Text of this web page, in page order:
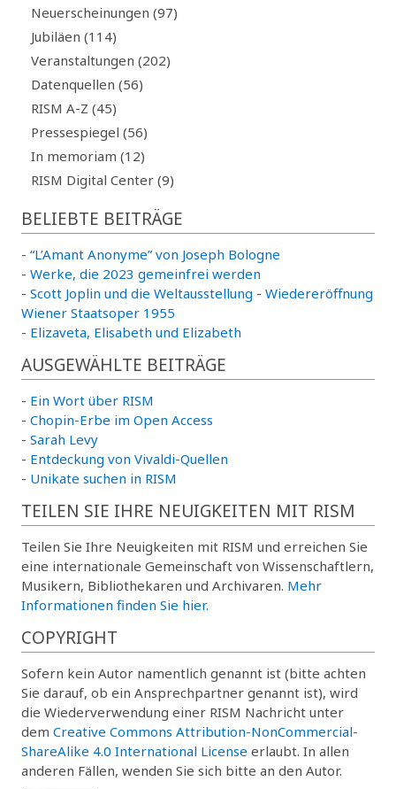
Neuerscheinungen (97)
Jubiläen (114)
Veranstaltungen (202)
Datenquellen (56)
RISM A-Z (45)
Pressespiegel (56)
In memoriam (12)
RISM Digital Center (9)
BELIEBTE BEITRÄGE
- “L’Amant Anonyme” von Joseph Bologne
- Werke, die 2023 gemeinfrei werden
- Scott Joplin und die Weltausstellung - Wiedereröffnung
Wiener Staatsoper 1955
- Elizaveta, Elisabeth und Elizabeth
AUSGEWÄHLTE BEITRÄGE
- Ein Wort über RISM
- Chopin-Erbe im Open Access
- Sarah Levy
- Entdeckung von Vivaldi-Quellen
- Unikate suchen in RISM
TEILEN SIE IHRE NEUIGKEITEN MIT RISM
Teilen Sie Ihre Neuigkeiten mit RISM und erreichen Sie
eine internationale Gemeinschaft von Wissenschaftlern,
Musikern, Bibliothekaren und Archivaren. Mehr
Informationen finden Sie hier.
COPYRIGHT
Sofern kein Autor namentlich genannt ist (bitte achten
Sie darauf, ob ein Ansprechpartner genannt ist), wird
die Wiederverwendung einer RISM Nachricht unter
dem Creative Commons Attribution-NonCommercial-
ShareAlike 4.0 International License erlaubt. In allen
anderen Fällen, wenden Sie sich bitte an den Autor.